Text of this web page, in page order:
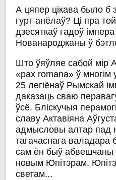
А цяпер цікава было б
гурт анёлаў? Ці пра
дзесяткаў гадоў
Нованароджаны ў
Што ўяўляе сабой мір
«pax romana» ў многім
25 легіёнаў Рымскай
даказаць сваю
ўсё. Бліскучыя
славу Актавіяна
адмысловы алтар пад
тагачаснага валадара
сам ён быў абвешчаны
новым Юпітэрам,
светам...